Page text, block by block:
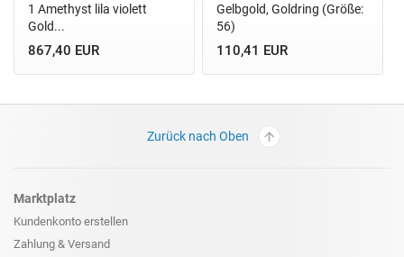
1 Amethyst lila violett
Gold...
867,40 EUR
Gelbgold, Goldring (Größe:
56)
110,41 EUR
Zurück nach Oben
Marktplatz
Kundenkonto erstellen
Zahlung & Versand